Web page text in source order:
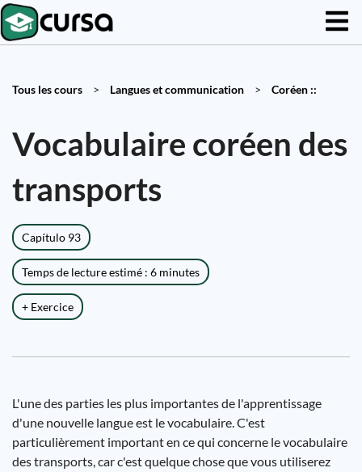
Tous les cours > Langues et communication > Coréen ::
Vocabulaire coréen des
transports
Capítulo 93
Temps de lecture estimé : 6 minutes
+ Exercice
L'une des parties les plus importantes de l'apprentissage
d'une nouvelle langue est le vocabulaire. C'est
particulièrement important en ce qui concerne le vocabulaire
des transports, car c'est quelque chose que vous utiliserez